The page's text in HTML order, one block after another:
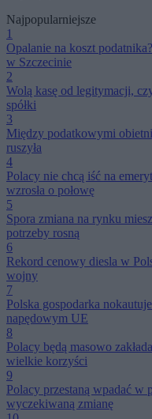
Najpopularniejsze
1
Opalanie na koszt
w Szczecinie
2
Wolą kasę od legitymacji,
spółki
3
Między podatkowymi
ruszyła
4
Polacy nie chcą iść na
wzrosła o połowę
5
Spora zmiana na rynku
potrzeby rosną
6
Rekord cenowy diesla w
wojny
7
Polska gospodarka
napędowym UE
8
Polacy będą masowo
wielkie korzyści
9
Polacy przestaną wpadać w
wyczekiwaną zmianę